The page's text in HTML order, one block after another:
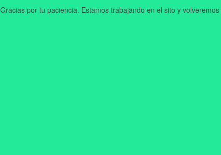
Gracias por tu paciencia. Estamos trabajando en el sito y